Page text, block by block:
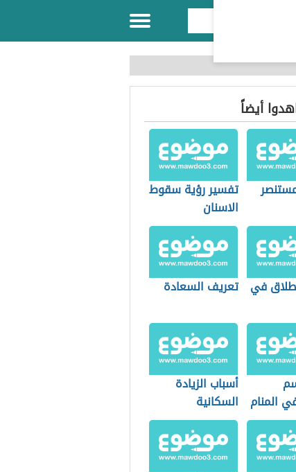
أيضاً
تفسير رؤية سقوط
الاسنان
في تعريف السعادة
المنام
أسباب الزيادة
السكانية